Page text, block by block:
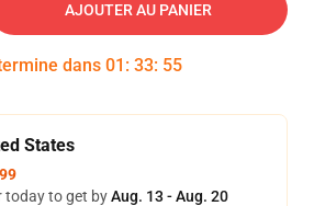
AJOUTER AU PANIER
dans 01 : 33: 54
States
today to get byAug. 13 - Aug. 20